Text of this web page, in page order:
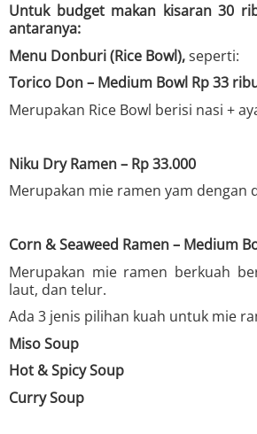
Untuk budget makan kisaran 30
antaranya:
Menu Donburi (Rice Bowl),seperti:
Torico Don – Medium Bowl Rp 33
Merupakan Rice Bowl berisi nasi +
Niku Dry Ramen – Rp 33.000
Merupakan mie ramen yam dengan
Corn & Seaweed Ramen – Medium
Merupakan mie ramen berkuah
laut, dan telur.
Ada 3 jenis pilihan kuah untuk mie
Miso Soup
Hot & Spicy Soup
Curry Soup